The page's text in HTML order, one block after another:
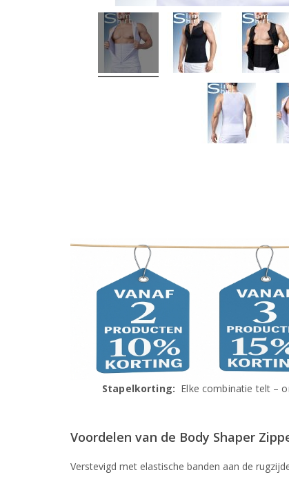
Stapelkorting: Elke combinatie telt –
Voordelen van de Body Shaper
Verstevigd met elastische banden aan de